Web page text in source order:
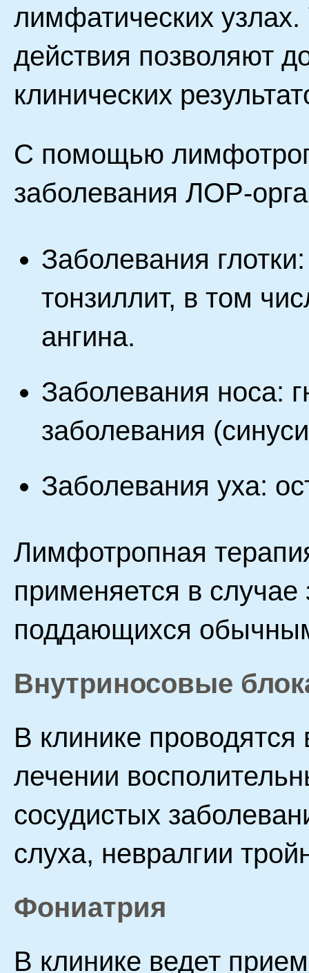
лимфатических
действия позволяют
клинических
С помощью
заболевания ЛОР-
Заболевания
тонзиллит, в том
ангина.
Заболевания носа:
заболевания
Заболевания уха:
Лимфотропная
применяется в
поддающихся
Внутриносовые
В клинике
лечении
сосудистых
слуха, невралгии
Фониатрия
В клинике ведет